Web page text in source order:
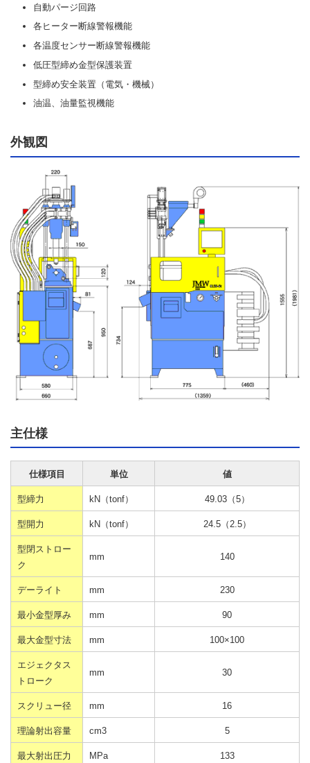
自動パージ回路
各ヒーター断線警報機能
各温度センサー断線警報機能
低圧型締め金型保護装置
型締め安全装置（電気・機械）
油温、油量監視機能
外観図
主仕様
仕様項目 単位 値
型締力 kN（tonf） 49.03（5）
型開力 kN（tonf） 24.5（2.5）
型閉ストロー
ク
mm 140
デーライト mm 230
最小金型厚み mm 90
最大金型寸法 mm 100×100
エジェクタス
トローク
mm 30
スクリュー径 mm 16
理論射出容量 cm3 5
最大射出圧力 MPa 133